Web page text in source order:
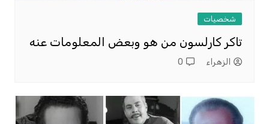
شخصيات
تاكر كارلسون من هو وبعض المعلومات عنه
الزهراء 0